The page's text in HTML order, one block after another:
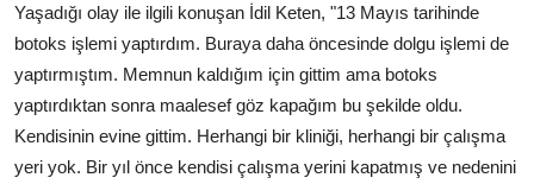
Yaşadığı olay ile ilgili konuşan İdil Keten, "13 Mayıs tarihinde
botoks işlemi yaptırdım. Buraya daha öncesinde dolgu işlemi de
yaptırmıştım. Memnun kaldığım için gittim ama botoks
yaptırdıktan sonra maalesef göz kapağım bu şekilde oldu.
Kendisinin evine gittim. Herhangi bir kliniği, herhangi bir çalışma
yeri yok. Bir yıl önce kendisi çalışma yerini kapatmış ve nedenini